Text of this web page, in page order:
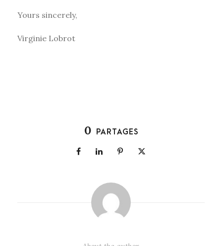
Yours sincerely,
Virginie Lobrot
0 PARTAGES